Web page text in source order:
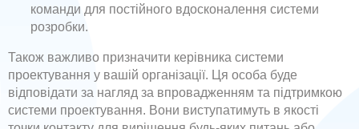
команди для постійного вдосконалення системи
розробки.
Також важливо призначити керівника системи
проектування у вашій організації. Ця особа буде
відповідати за нагляд за впровадженням та підтримкою
системи проектування. Вони виступатимуть в якості